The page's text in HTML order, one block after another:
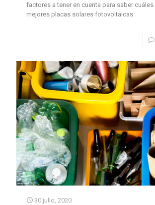
factores a tener en cuenta para saber
mejores placas solares fotovoltaicas.
30 julio, 2020